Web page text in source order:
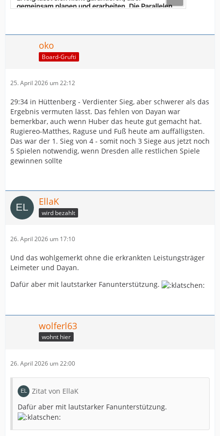
oko
Board-Grufti
25. April 2026 um 22:12
29:34 in Hüttenberg - Verdienter Sieg, aber schwerer als das
Ergebnis vermuten lässt. Das fehlen von Dayan war
bemerkbar, auch wenn Huber das heute gut gemacht hat.
Rugiereo-Matthes, Raguse und Fuß heute am auffälligsten.
Das war der 1. Sieg von 4 - somit noch 3 Siege aus jetzt noch
5 Spielen notwendig, wenn Dresden alle restlichen Spiele
gewinnen sollte
EllaK
wird bezahlt
26. April 2026 um 17:10
Und das wohlgemerkt ohne die erkrankten Leistungsträger
Leimeter und Dayan.
Dafür aber mit lautstarker Fanunterstützung.
wolferl63
wohnt hier
26. April 2026 um 22:00
Zitat von EllaK
Dafür aber mit lautstarker Fanunterstützung.